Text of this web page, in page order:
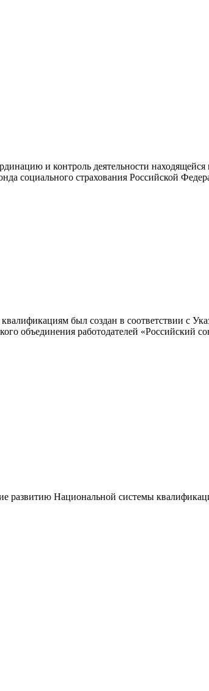
и контроль деятельности
социального страхования Российской
был создан в соответствии с
объединения работодателей
развитию Национальной системы